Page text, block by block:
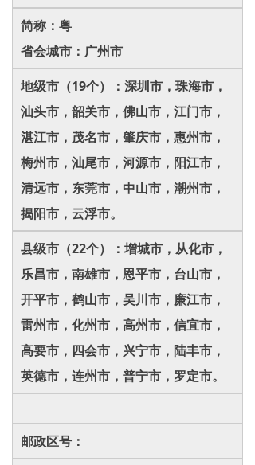
简称：粤
省会城市：广州市
地级市（19个）：深圳市，珠海市，
汕头市，韶关市，佛山市，江门市，
湛江市，茂名市，肇庆市，惠州市，
梅州市，汕尾市，河源市，阳江市，
清远市，东莞市，中山市，潮州市，
揭阳市，云浮市。
县级市（22个）：增城市，从化市，
乐昌市，南雄市，恩平市，台山市，
开平市，鹤山市，吴川市，廉江市，
雷州市，化州市，高州市，信宜市，
高要市，四会市，兴宁市，陆丰市，
英德市，连州市，普宁市，罗定市。
邮政区号：